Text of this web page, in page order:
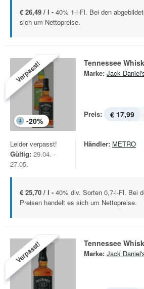
€ 26,49 / l - 40% 1-l-Fl. Bei den
sich um Nettopreise.
Verpasst!
-20%
Tennessee
Marke: Jack
Preis: € 17,99
Leider verpasst!
Gültig: 29.04. -
27.05.
Händler: METRO
€ 25,70 / l - 40% div. Sorten 0,7-l-Fl. Bei
Preisen handelt es sich um Nettopreise.
Verpasst! Tennessee
Marke: Jack